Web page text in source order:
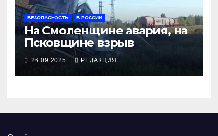
БЕЗОПАСНОСТЬ В РОССИИ
На Смоленщине авария, на
Псковщине взрыв
26.09.2025 РЕДАКЦИЯ